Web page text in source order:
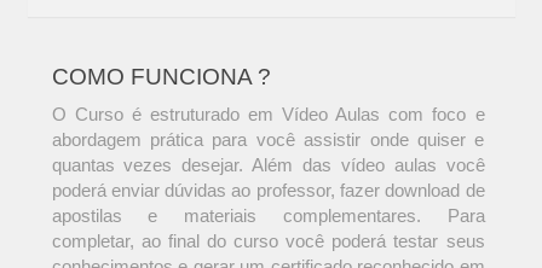
COMO FUNCIONA ?
O Curso é estruturado em Vídeo Aulas com foco e
abordagem prática para você assistir onde quiser e
quantas vezes desejar. Além das vídeo aulas você
poderá enviar dúvidas ao professor, fazer download de
apostilas e materiais complementares. Para
completar, ao final do curso você poderá testar seus